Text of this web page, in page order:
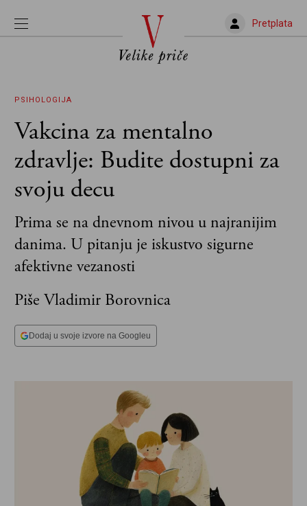
Pretplata
PSIHOLOGIJA
Vakcina za mentalno
zdravlje: Budite dostupni za
svoju decu
Prima se na dnevnom nivou u najranijim
danima. U pitanju je iskustvo sigurne
afektivne vezanosti
Piše Vladimir Borovnica
Dodaj u svoje izvore na Googleu